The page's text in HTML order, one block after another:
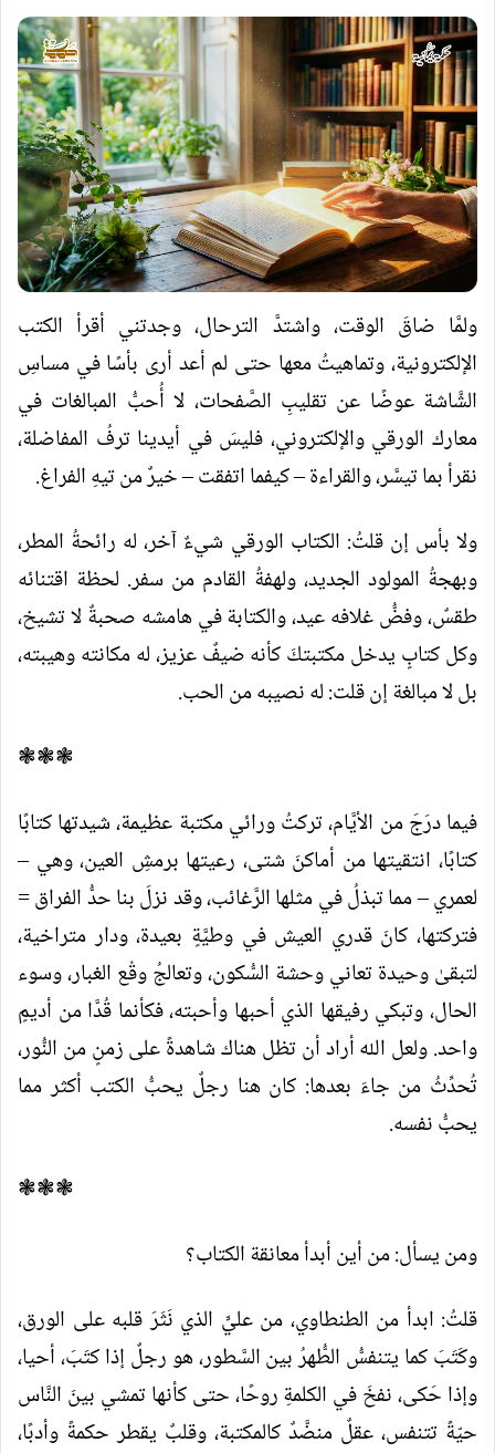
ولمَّا ضاقَ الوقت، واشتدَّ الترحال، وجدتني أقرأ الكتب
الإلكترونية، وتماهيتُ معها حتى لم أعد أرى بأسًا في مساسِ
الشَّاشة عوضًا عن تقليبِ الصَّفحات، لا أُحبُّ المبالغات في
معارك الورقي والإلكتروني، فليسَ في أيدينا ترفُ المفاضلة،
نقرأ بما تيسَّر، والقراءة – كيفما اتفقت – خيرٌ من تيهِ الفراغ.
ولا بأس إن قلتُ: الكتاب الورقي شيءٌ آخر، له رائحةُ المطر،
وبهجةُ المولود الجديد، ولهفةُ القادم من سفر. لحظة اقتنائه
طقسٌ، وفضُّ غلافه عيد، والكتابة في هامشه صحبةٌ لا تشيخ،
وكل كتابٍ يدخل مكتبتكَ كأنه ضيفٌ عزيز، له مكانته وهيبته،
بل لا مبالغة إن قلت: له نصيبه من الحب.
❃❃❃
فيما درَجَ من الأيَّام، تركتُ ورائي مكتبة عظيمة، شيدتها كتابًا
كتابًا، انتقيتها من أماكنَ شتى، رعيتها برمشِ العين، وهي –
لعمري – مما تبذلُ في مثلها الرَّغائب، وقد نزلَ بنا حدُّ الفراق =
فتركتها، كانَ قدري العيش في وطيَّةٍ بعيدة، ودار متراخية،
لتبقىٰ وحيدة تعاني وحشة السُّكون، وتعالجُ وقْع الغبار، وسوء
الحال، وتبكي رفيقها الذي أحبها وأحبته، فكأنما قُدَّا من أديمٍ
واحد. ولعل الله أراد أن تظل هناك شاهدةً على زمنٍ من النُّور،
تُحدِّثُ من جاءَ بعدها: كان هنا رجلٌ يحبُّ الكتب أكثر مما
يحبُّ نفسه.
❃❃❃
ومن يسأل: من أين أبدأ معانقة الكتاب؟
قلتُ: ابدأ من الطنطاوي، من عليٍّ الذي نَثَرَ قلبه على الورق،
وكَتَبَ كما يتنفسُّ الطُّهرُ بين السَّطور، هو رجلٌ إذا كتَبَ، أحيا،
وإذا حَكى، نفخَ في الكلمةِ روحًا، حتى كأنها تمشي بينَ النَّاس
حيّةً تتنفس، عقلٌ منضَّدٌ كالمكتبة، وقلبٌ يقطر حكمةً وأدبًا،